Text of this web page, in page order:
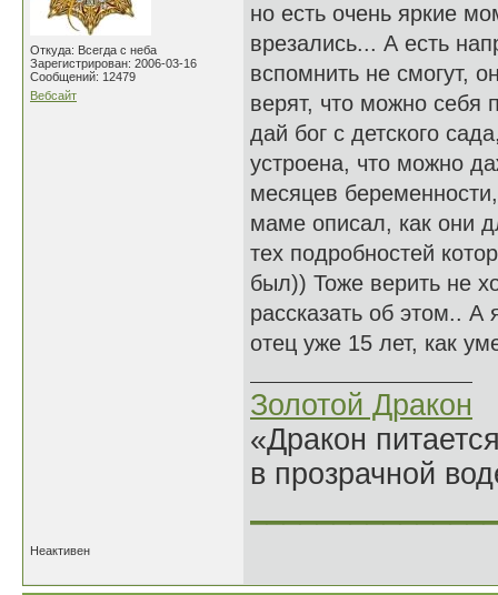
Откуда: Всегда с неба
Зарегистрирован: 2006-03-16
Сообщений: 12479
Вебсайт
но есть очень яркие
врезались... А есть
вспомнить не смогут,
верят, что можно себя
дай бог с детского
устроена, что можно
месяцев
маме описал, как они
тех подробностей
был)) Тоже верить не
рассказать об этом..
отец уже 15 лет, как
Золотой Дракон
«Дракон
в прозрачной
Неактивен